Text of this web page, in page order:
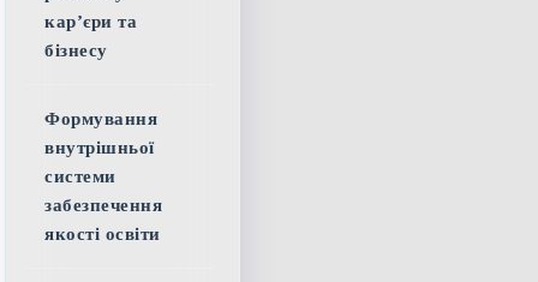
кар’єри та
бізнесу
Формування
внутрішньої
системи
забезпечення
якості освіти